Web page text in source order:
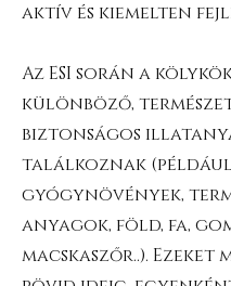
aktív és kiemelten
Az ESI során a
különböző,
biztonságos
találkoznak (például
gyógynövények,
anyagok, föld, fa,
macskaszőr..). Ezeket